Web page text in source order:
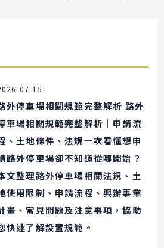
07-15
外停車場相關規範完整解析 路外
車場相關規範完整解析｜申請流
、土地條件、法規一次看懂想申
路外停車場卻不知道從哪開始？
文整理路外停車場相關法規、土
使用限制、申請流程、興辦事業
畫、常見問題及注意事項，協助
快速了解設置規範。